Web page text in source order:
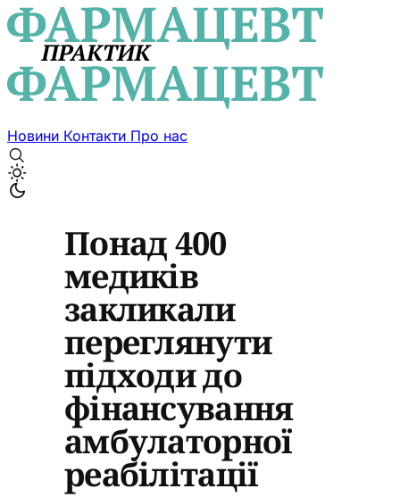
Новини Контакти Про нас
Понад 400
медиків
закликали
переглянути
підходи до
фінансування
амбулаторної
реабілітації